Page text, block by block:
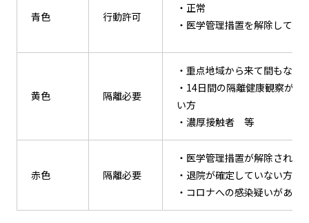
青色 行動許可
・正常
・医学管理措置を解除して
黄色 隔離必要
・重点地域から来て間もない
・14日間の隔離健康観察が終
い方
・濃厚接触者 等
赤色 隔離必要
・医学管理措置が解除されて
・退院が確定していない方
・コロナへの感染疑いがあ